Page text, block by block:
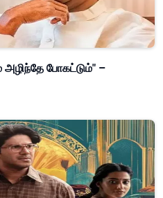
அழிந்தே போகட்டும்" –